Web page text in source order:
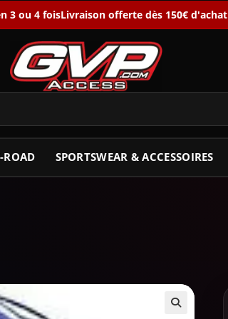
3 ou 4 foisLivraison offerte dès 150€ d'achat
ROAD SPORTSWEAR & ACCESSOIRES